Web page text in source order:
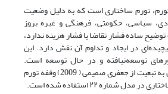
تورم ساختاری است که به دلیل وضعیت
سیاسی، حکومتی، فرهنگی و غیره بروز
ساده فشار تقاضا یا فشار هزینه ندارد،
در ایجاد و تداوم آن نقش دارد. این
توسعه‌نیافته و در حال توسعه است.
(رحمانی، 2002). بنابراین به تبعیت از جعفری صمیمی ( 2009) وقفه تورم
شماره ۲۲ استفاده شده است.